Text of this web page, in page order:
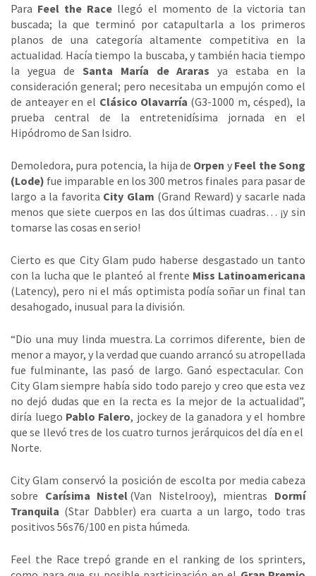
Para Feel the Race llegó el momento de la victoria tan
buscada; la que terminó por catapultarla a los primeros
planos de una categoría altamente competitiva en la
actualidad. Hacía tiempo la buscaba, y también hacia tiempo
la yegua de Santa María de Araras ya estaba en la
consideración general; pero necesitaba un empujón como el
de anteayer en el Clásico Olavarría (G3-1000 m, césped), la
prueba central de la entretenidísima jornada en el
Hipódromo de San Isidro.
Demoledora, pura potencia, la hija de Orpen y Feel the Song
(Lode) fue imparable en los 300 metros finales para pasar de
largo a la favorita City Glam (Grand Reward) y sacarle nada
menos que siete cuerpos en las dos últimas cuadras… ¡y sin
tomarse las cosas en serio!
Cierto es que City Glam pudo haberse desgastado un tanto
con la lucha que le planteó al frente Miss Latinoamericana
(Latency), pero ni el más optimista podía soñar un final tan
desahogado, inusual para la división.
“Dio una muy linda muestra. La corrimos diferente, bien de
menor a mayor, y la verdad que cuando arrancó su atropellada
fue fulminante, las pasó de largo. Ganó espectacular. Con
City Glam siempre había sido todo parejo y creo que esta vez
no dejó dudas que en la recta es la mejor de la actualidad”,
diría luego Pablo Falero, jockey de la ganadora y el hombre
que se llevó tres de los cuatro turnos jerárquicos del día en el
Norte.
City Glam conservó la posición de escolta por media cabeza
sobre Carísima Nistel (Van Nistelrooy), mientras Dormí
Tranquila (Star Dabbler) era cuarta a un largo, todo tras
positivos 56s76/100 en pista húmeda.
Feel the Race trepó grande en el ranking de los sprinters,